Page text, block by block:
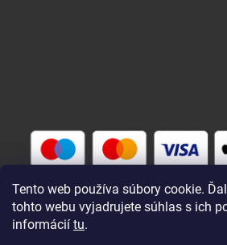
Tento web používa súbory cookie.
tohto webu vyjadrujete súhlas s ich
informácií tu.